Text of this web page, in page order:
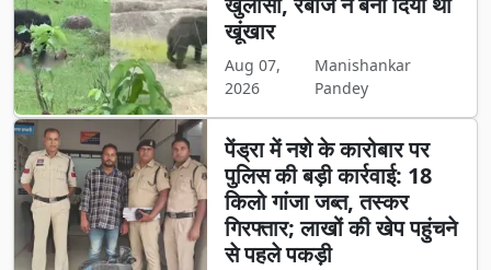
खूंखार
Aug 07,
2026
Manishankar
Pandey
पेंड्रा में नशे के कारोबार पर
पुलिस की बड़ी कार्रवाई: 18
किलो गांजा जब्त, तस्कर
गिरफ्तार; लाखों की खेप पहुंचने
से पहले पकड़ी